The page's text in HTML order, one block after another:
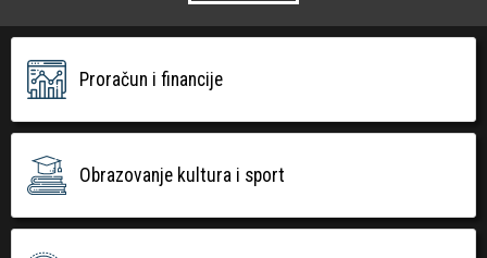
Proračun i financije
Obrazovanje kultura i sport